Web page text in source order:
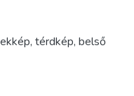
, térdkép, belső